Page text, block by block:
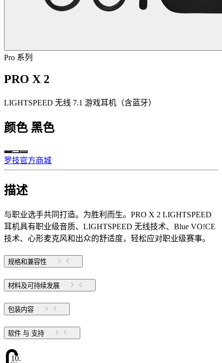
Pro 系列
PRO X 2
LIGHTSPEED 无线 7.1 游戏耳机（含蓝牙）
颜色 黑色
罗技官方商城
描述
与职业选手共同打造。为胜利而生。PRO X 2 LIGHTSPEED
耳机具有职业级音质、LIGHTSPEED 无线技术、Blue VO!CE
技术、心形麦克风和出众的舒适度，轻松应对职业级赛事。
规格和兼容性
材料及可持续发展
包装内容
软件 与 支持
10.34